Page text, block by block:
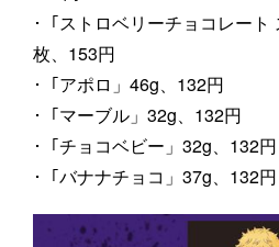
･「ストロベリーチョコレー
枚、153円
･「アポロ」46g、132円
･「マーブル」32g、132円
･「チョコベビー」32g、132円
･「バナナチョコ」37g、132円